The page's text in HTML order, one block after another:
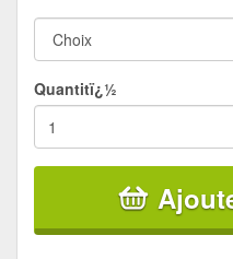
Quantitï¿½